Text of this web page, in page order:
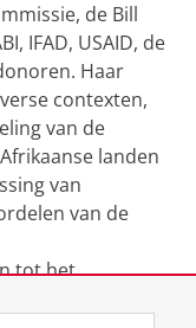
de Bill
IFAD, USAID, de
Haar
contexten,
van de
landen
van
van de
tot het